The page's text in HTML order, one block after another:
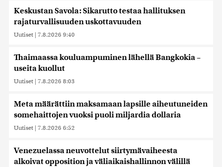
Keskustan Savola: Sikarutto testaa hallituksen
rajaturvallisuuden uskottavuuden
Uutiset | 7.8.2026 9:40
Thaimaassa kouluampuminen lähellä Bangkokia –
useita kuollut
Uutiset | 7.8.2026 8:03
Meta määrättiin maksamaan lapsille aiheutuneiden
somehaittojen vuoksi puoli miljardia dollaria
Uutiset | 7.8.2026 6:52
Venezuelassa neuvottelut siirtymävaiheesta
alkoivat opposition ja väliaikaishallinnon välillä